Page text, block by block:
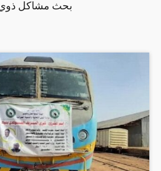
بحث مشاكل ذوي